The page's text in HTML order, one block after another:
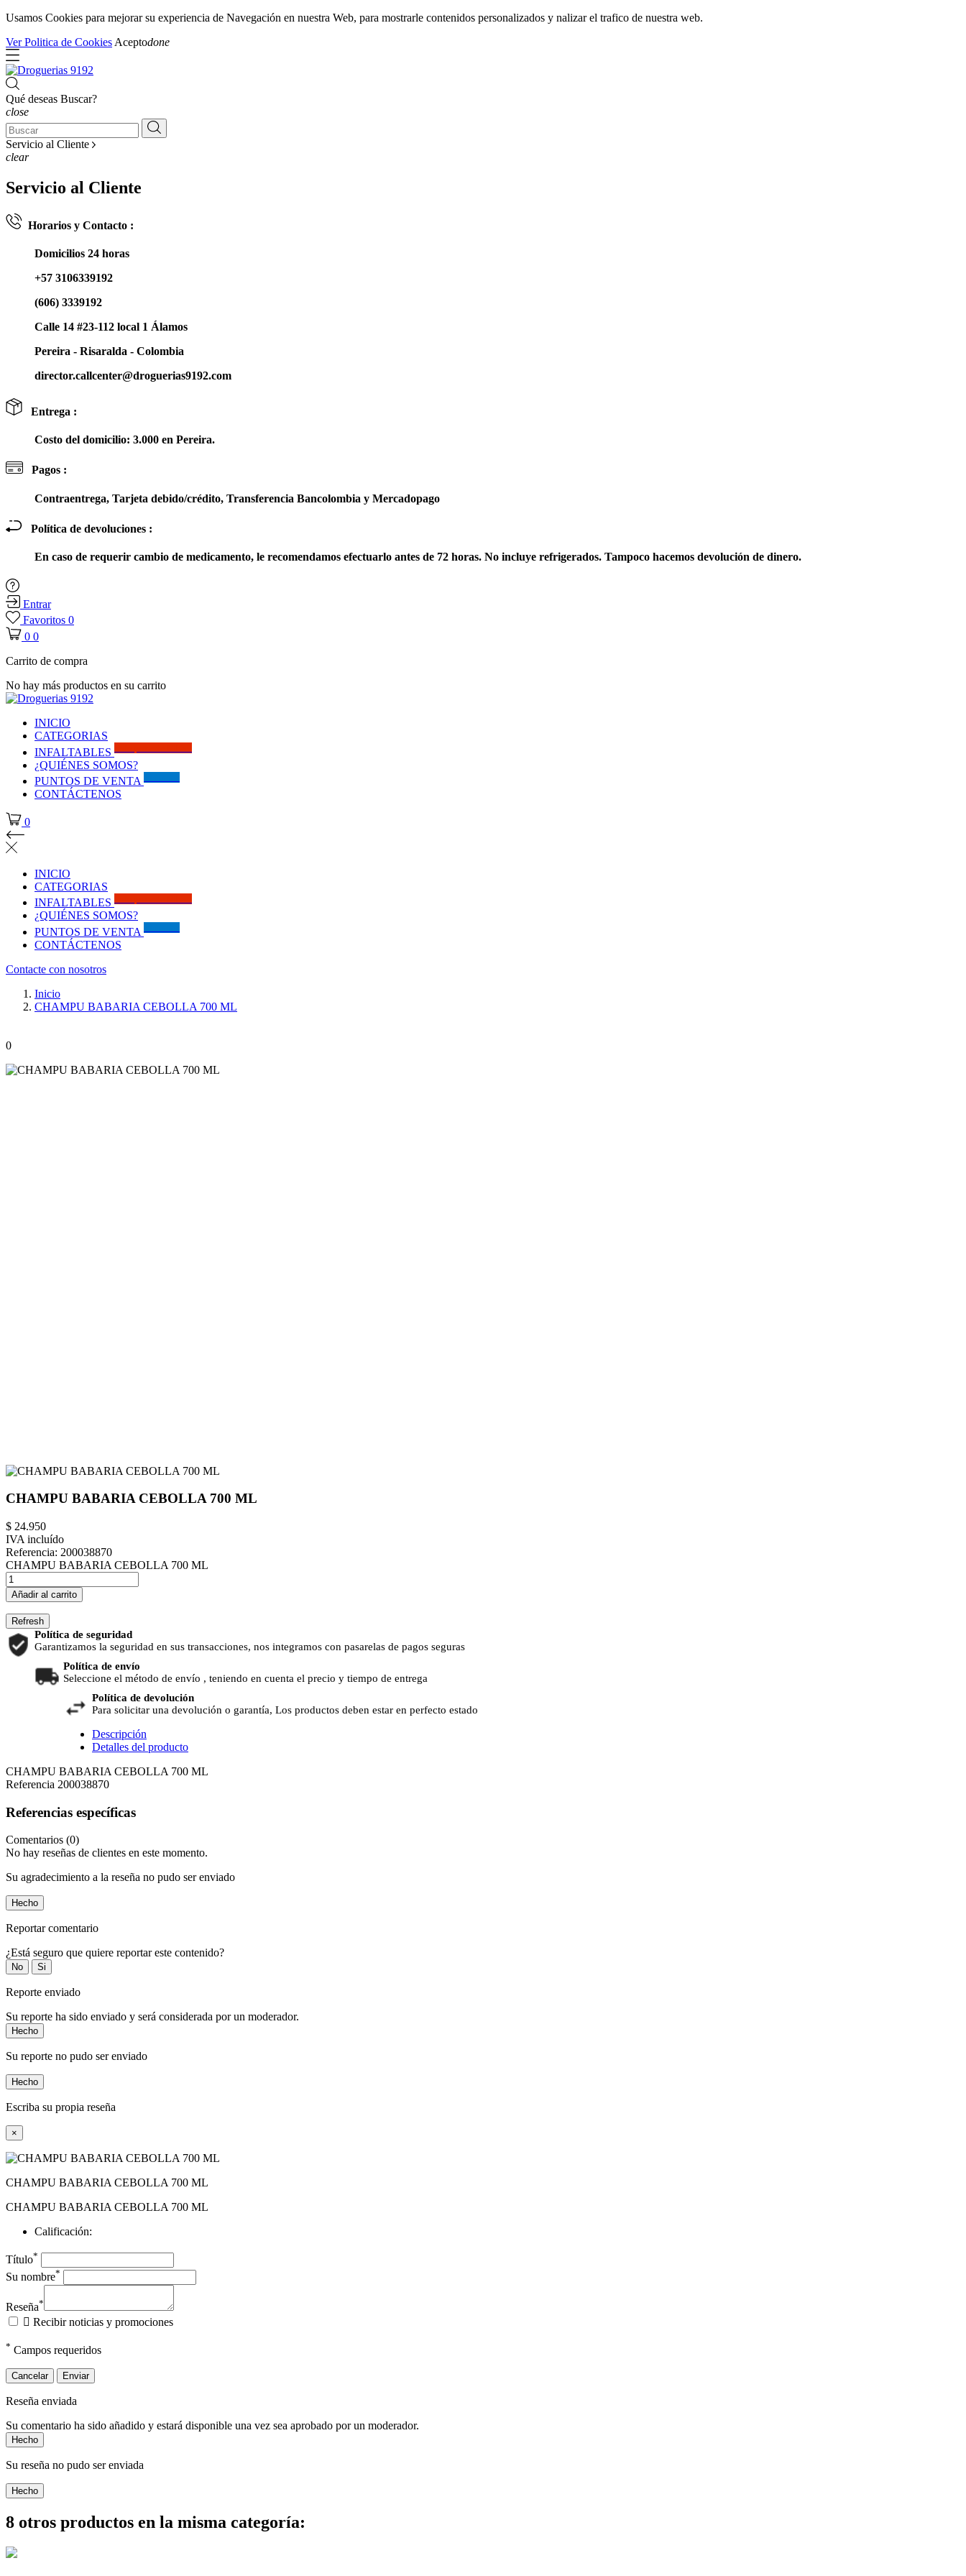
Usamos Cookies para mejorar su experiencia de Navegación en nuestra Web, para mostrarle contenidos personalizados y nalizar el trafico de nuestra web.
Ver Politica de Cookies Aceptodone
Qué deseas Buscar?
close
Servicio al Cliente
clear
Servicio al Cliente
Horarios y Contacto :
Domicilios 24 horas
+57 3106339192
(606) 3339192
Calle 14 #23-112 local 1 Álamos
Pereira - Risaralda - Colombia
director.callcenter@droguerias9192.com
Entrega :
Costo del domicilio: 3.000 en Pereira.
Pagos :
Contraentrega, Tarjeta debido/crédito, Transferencia Bancolombia y Mercadopago
Política de devoluciones :
En caso de requerir cambio de medicamento, le recomendamos efectuarlo antes de 72 horas. No incluye refrigerados. Tampoco hacemos devolución de dinero.
Entrar
Favoritos 0
0 0
Carrito de compra
No hay más productos en su carrito
INICIO
CATEGORIAS
INFALTABLES
¿QUIÉNES SOMOS?
PUNTOS DE VENTA
CONTÁCTENOS
0
INICIO
CATEGORIAS
INFALTABLES
¿QUIÉNES SOMOS?
PUNTOS DE VENTA
CONTÁCTENOS
Contacte con nosotros
Inicio
CHAMPU BABARIA CEBOLLA 700 ML
0
CHAMPU BABARIA CEBOLLA 700 ML
$ 24.950
IVA incluído
Referencia: 200038870
CHAMPU BABARIA CEBOLLA 700 ML
Añadir al carrito
Política de seguridad
Garantizamos la seguridad en sus transacciones, nos integramos con pasarelas de pagos seguras
Política de envío
Seleccione el método de envío , teniendo en cuenta el precio y tiempo de entrega
Política de devolución
Para solicitar una devolución o garantía, Los productos deben estar en perfecto estado
Descripción
Detalles del producto
CHAMPU BABARIA CEBOLLA 700 ML
Referencia 200038870
Referencias específicas
Comentarios (0)
No hay reseñas de clientes en este momento.
Su agradecimiento a la reseña no pudo ser enviado
Hecho
Reportar comentario
¿Está seguro que quiere reportar este contenido?
No Si
Reporte enviado
Su reporte ha sido enviado y será considerada por un moderador.
Hecho
Su reporte no pudo ser enviado
Hecho
Escriba su propia reseña
×
CHAMPU BABARIA CEBOLLA 700 ML
CHAMPU BABARIA CEBOLLA 700 ML
Calificación:
Título*
Su nombre*
Reseña*
 Recibir noticias y promociones
* Campos requeridos
Cancelar Enviar
Reseña enviada
Su comentario ha sido añadido y estará disponible una vez sea aprobado por un moderador.
Hecho
Su reseña no pudo ser enviada
Hecho
8 otros productos en la misma categoría: